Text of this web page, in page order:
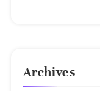
Archives